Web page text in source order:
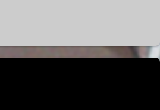
收录一些会用到的JS屏蔽PC端访问用js限制网页只在手机端中打开，网站屏蔽PC端访问JS代码，网站只允许手机端访问。if(window.screen.width==0){window.locat...